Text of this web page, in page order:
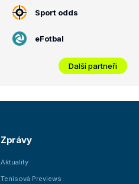
Sport odds
eFotbal
Další partneři
Zprávy
Aktuality
Tenisová Previews